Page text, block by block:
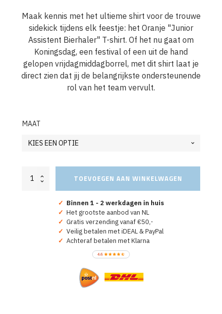
was:
€29,95.
is:
€24,95.
Maak kennis met het ultieme shirt voor de trouwe
sidekick tijdens elk feestje: het Oranje "Junior
Assistent Bierhaler" T-shirt. Of het nu gaat om
Koningsdag, een festival of een uit de hand
gelopen vrijdagmiddagborrel, met dit shirt laat je
direct zien dat jij de belangrijkste ondersteunende
rol van het team vervult.
MAAT
Oranje
TOEVOEGEN AAN WINKELWAGEN
✓ Binnen 1 - 2 werkdagen in huis
✓ Het grootste aanbod van NL
✓ Gratis verzending vanaf €50,-
✓ Veilig betalen met iDEAL & PayPal
✓ Achteraf betalen met Klarna